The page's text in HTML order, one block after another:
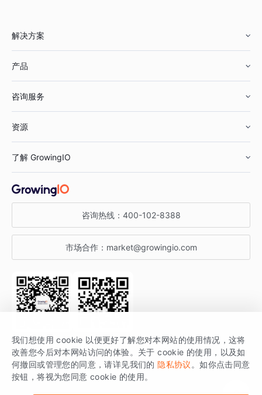
解决方案
鞋服行业
汽车行业
金融行业
产品
智能运营
获客分析
咨询服务
资源
增长公开课
增长博客
开发者文档
SDK 文档
场景指南
了解 GrowingIO
关于 GrowingIO
增长大会
行业活动
咨询热线： 400-102-8388
市场合作： market@growingio.com
关注公众号 获取更多干货
GrowingIO 是专注于数据智能分析与增长的品牌，核心平台为 GrowingIO
分析云。
我们想使用 cookie 以便更好了解您对本网站的使用情况，这将
改善您今后对本网站访问的体验。关于 cookie 的使用，以及如
何撤回或管理您的同意，请详见我们的 隐私协议 。如你点击同意
按钮，将视为您同意 cookie 的使用。